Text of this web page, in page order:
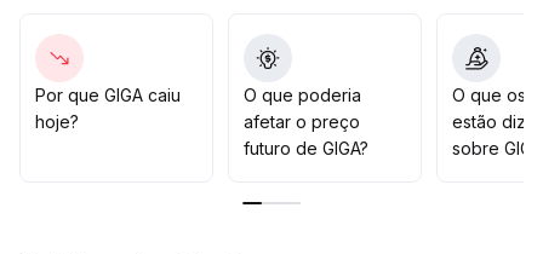
Para avaliação de valor no médio e longo prazo, é
importante observar a aplicação real do projeto e sua
capacidade lucrativa
Recomenda-se manter alta liquidez, montar posição de
forma fracionada nas quedas, e avaliar
segurança do protocolo, evitando assim recuos de
Por que GIGA caiu
hoje?
O que poderia
afetar o preço
futuro de GIGA?
O que os
estão
sobre